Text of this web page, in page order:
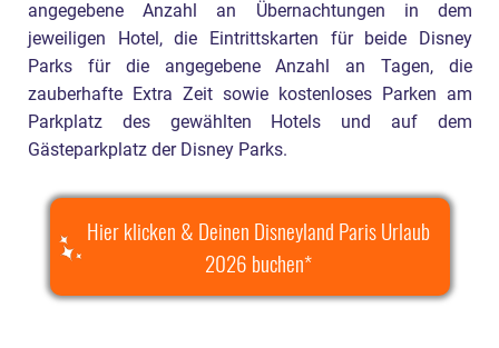
angegebene Anzahl an Übernachtungen in dem
jeweiligen Hotel, die Eintrittskarten für beide Disney
Parks für die angegebene Anzahl an Tagen, die
zauberhafte Extra Zeit sowie kostenloses Parken am
Parkplatz des gewählten Hotels und auf dem
Gästeparkplatz der Disney Parks.
Hier klicken & Deinen Disneyland Paris Urlaub
2026 buchen